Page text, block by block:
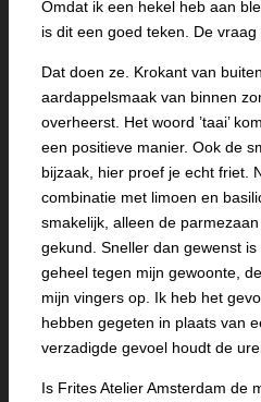
Omdat ik een hekel heb aan
is dit een goed teken. De vraag
Dat doen ze. Krokant van
aardappelsmaak van binnen
overheerst. Het woord ’taai’
een positieve manier. Ook de
bijzaak, hier proef je echt friet.
combinatie met limoen en
smakelijk, alleen de
gekund. Sneller dan gewenst is
geheel tegen mijn gewoonte,
mijn vingers op. Ik heb het
hebben gegeten in plaats van
verzadigde gevoel houdt de
Is Frites Atelier Amsterdam de